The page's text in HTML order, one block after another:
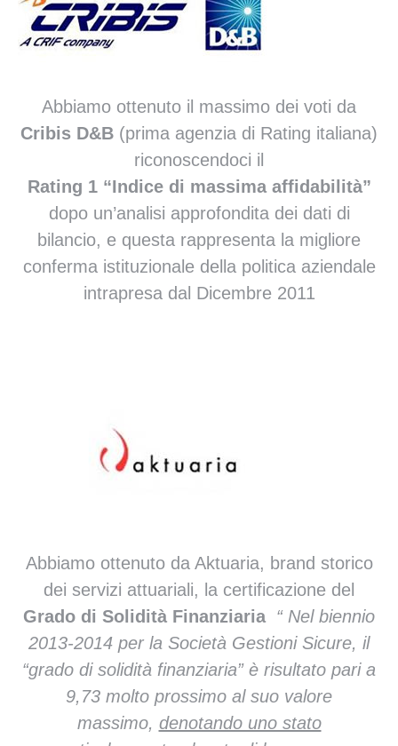
Abbiamo ottenuto il massimo dei voti da
Cribis D&B (prima agenzia di Rating italiana)
riconoscendoci il
Rating 1 “Indice di massima affidabilità”
dopo un’analisi approfondita dei dati di
bilancio, e questa rappresenta la migliore
conferma istituzionale della politica aziendale
intrapresa dal Dicembre 2011
Abbiamo ottenuto da Aktuaria, brand storico
dei servizi attuariali, la certificazione del
Grado di Solidità Finanziaria “ Nel biennio
2013-2014 per la Società Gestioni Sicure, il
“grado di solidità finanziaria” è risultato pari a
9,73 molto prossimo al suo valore
massimo, denotando uno stato